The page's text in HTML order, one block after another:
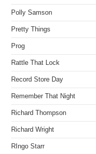
Polly Samson
Pretty Things
Prog
Rattle That Lock
Record Store Day
Remember That Night
Richard Thompson
Richard Wright
RIngo Starr